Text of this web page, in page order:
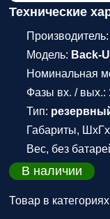
Технические
Производитель:
Модель: Back-
Номинальная
Фазы вх. / вых.:
Тип:
Габариты,
Вес, без
В наличии
Товар в